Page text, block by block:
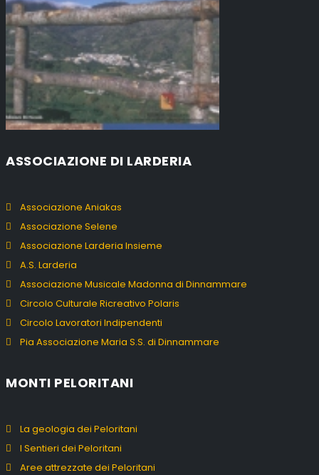
ASSOCIAZIONE DI LARDERIA
Associazione Aniakas
Associazione Selene
Associazione Larderia Insieme
A.S. Larderia
Associazione Musicale Madonna di Dinnammare
Circolo Culturale Ricreativo Polaris
Circolo Lavoratori Indipendenti
Pia Associazione Maria S.S. di Dinnammare
MONTI PELORITANI
La geologia dei Peloritani
I Sentieri dei Peloritani
Aree attrezzate dei Peloritani